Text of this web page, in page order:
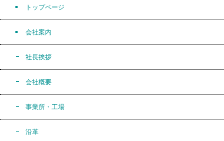
トップページ
会社案内
社長挨拶
会社概要
事業所・工場
沿革